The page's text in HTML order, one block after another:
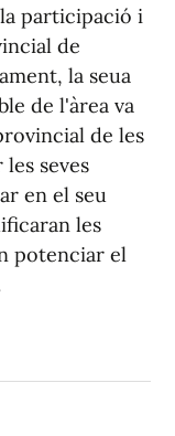
participació i
de
la seua
de l'àrea va
de les
seves
en el seu
les
potenciar el